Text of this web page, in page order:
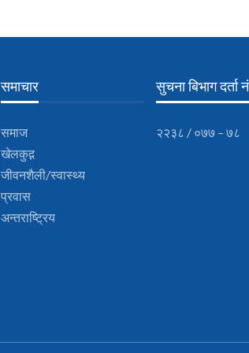
समाचार
समाज
खेलकुद़़
जीवनशैली/स्वास्थ्य
प्रवास
अन्तराष्ट्रिय
सुचना बिभाग दर्ता
२२३८ / ०७७ – ७८